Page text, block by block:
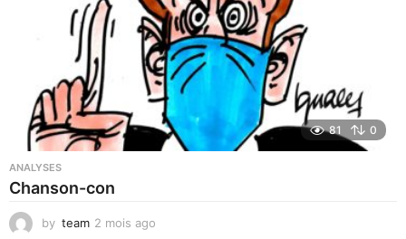
o
81 0
ANALYSES
Chanson-con
by team 2 mois ago